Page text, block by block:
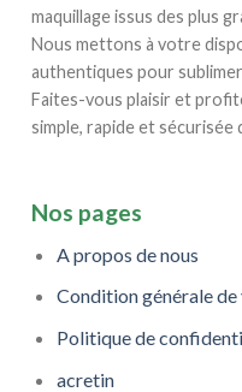
maquillage issus des plus
Nous mettons à votre
authentiques pour
Faites-vous plaisir et
simple, rapide et
Nos pages
A propos de nous
Condition générale de
Politique de
acretin